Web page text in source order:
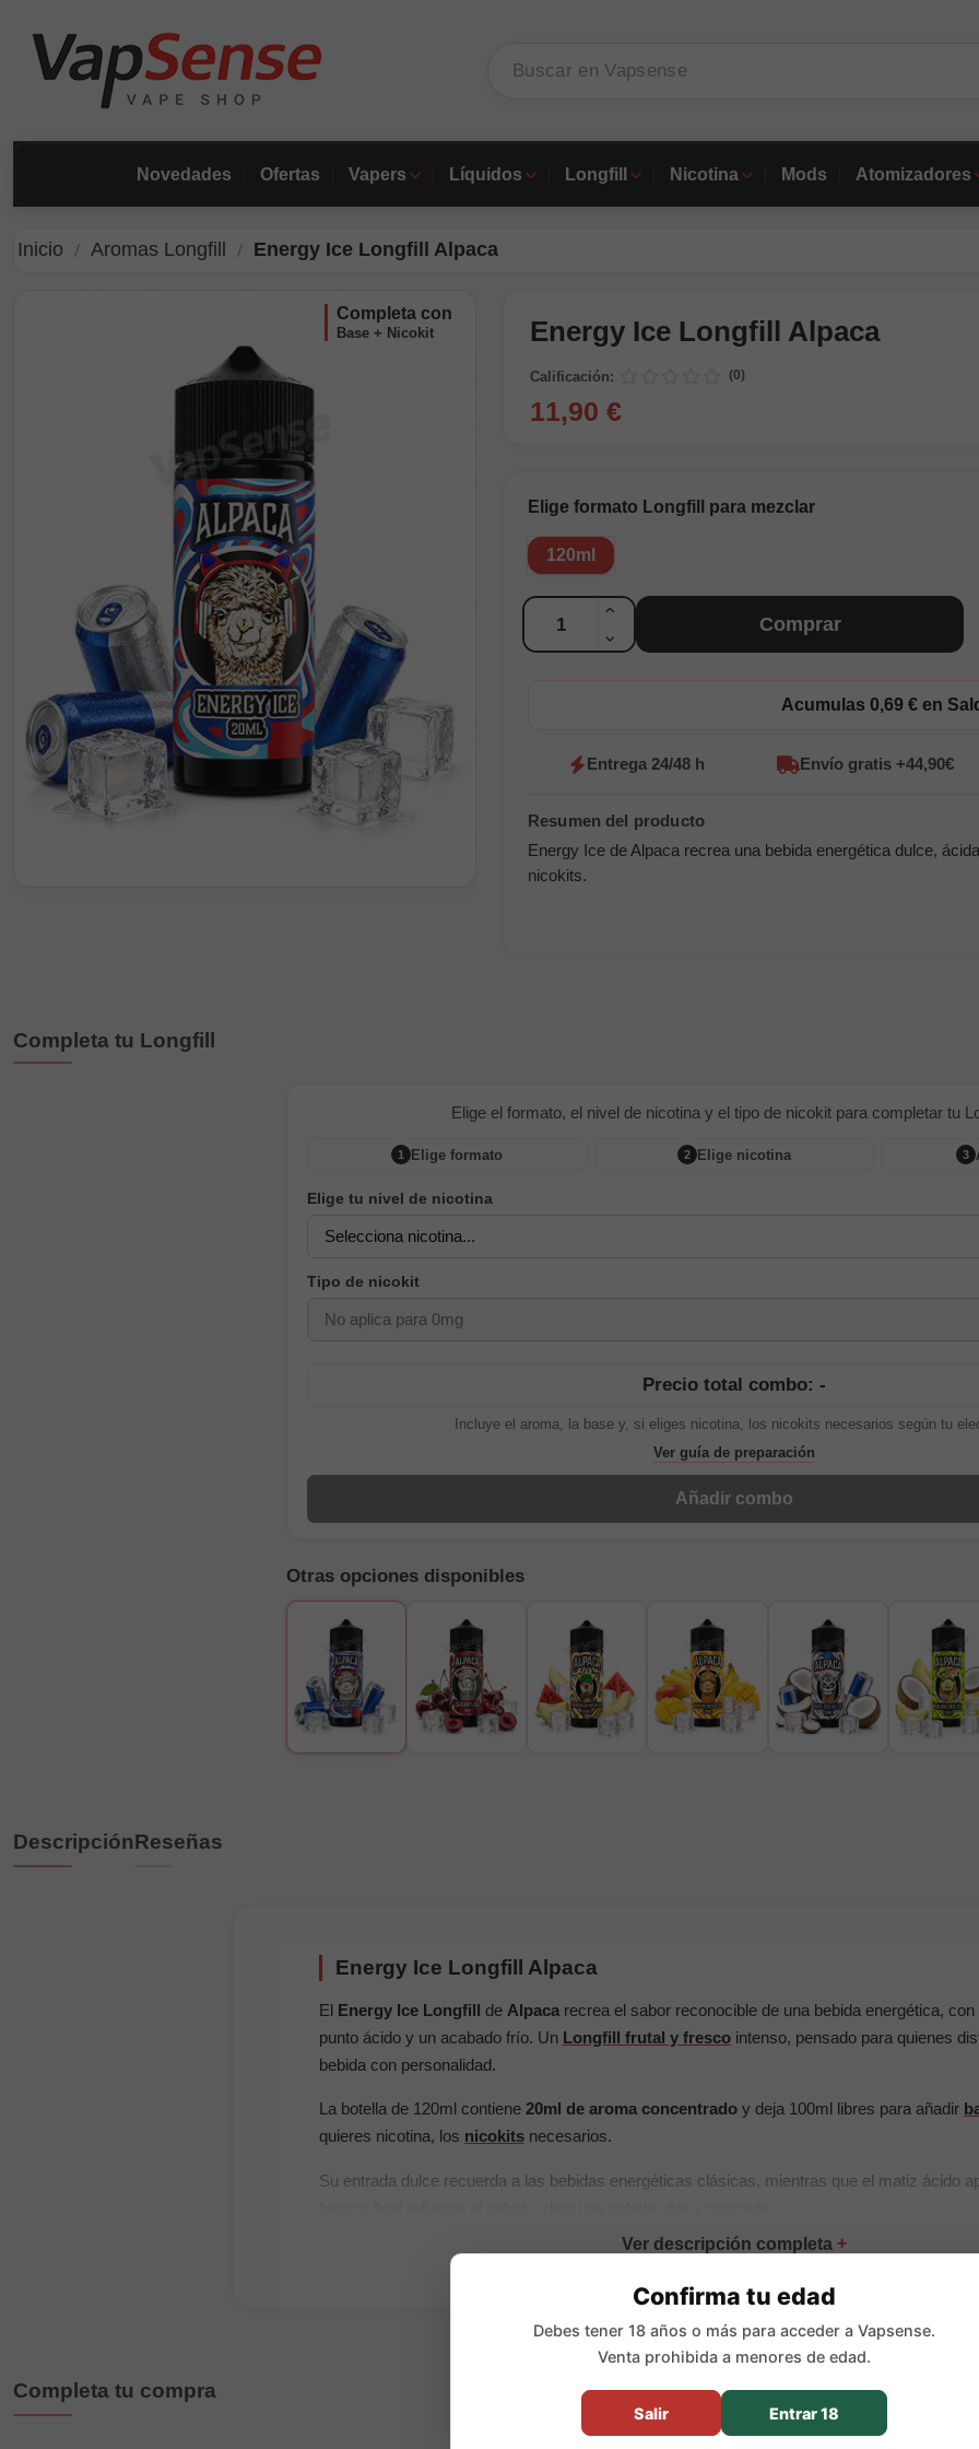
Novedades Ofertas Vapers Líquidos Longfill Nicotina Mods Atomizadores
Inicio Aromas Longfill Energy Ice Longfill Alpaca
completa con
Base + Nicokit Energy Ice Longfill Alpaca
Calificación: (0)
11,90 €
Elige formato Longfill para mezclar
120ml
Cantidad
Comprar
Acumulas 0,69 € en
Entrega 24/48 h Envío gratis +44,90€
Energy Ice de Alpaca recrea una bebida energética dulce,
nicokits.
Completa tu Longfill
Elige el formato, el nivel de nicotina y el tipo de nicokit para completar tu
1 Elige formato 2 Elige nicotina 3
Elige tu nivel de nicotina
Tipo de nicokit
Precio total combo: -
Incluye el aroma, la base y, si eliges nicotina, los nicokits necesarios según tu
Ver guía de preparación
Añadir combo
Otras opciones disponibles
DescripciónReseñas
Energy Ice Longfill Alpaca
El Energy Ice Longfill de Alpaca recrea el sabor reconocible de una bebida energética,
punto ácido y un acabado frío. Un Longfill frutal y fresco intenso, pensado para quienes
bebida con personalidad.
La botella de 120ml contiene 20ml de aroma concentrado y deja 100ml libres para añadir
quieres nicotina, los nicokits necesarios.
Su entrada dulce recuerda a las bebidas energéticas clásicas, mientras que el matiz ácido
Características principales:
aroma Longfill concentrado
botella de 120ml con 20ml de aroma concentrado
Completa tu compra
Confirma tu edad
Debes tener 18 años o más para acceder a Vapsense.
Venta prohibida a menores de edad.
Salir Entrar 18